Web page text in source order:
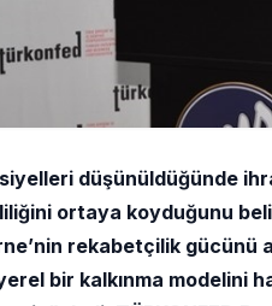
düşünüldüğünde
ortaya koyduğunu
rekabetçilik gücünü
bir kalkınma modelini